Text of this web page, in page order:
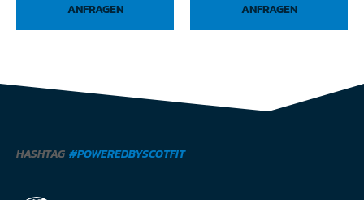
ANFRAGEN ANFRAGEN
HASHTAG #POWEREDBYSCOTFIT